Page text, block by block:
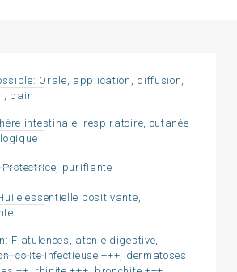
Orale, application, diffusion,
bain
intestinale, respiratoire, cutanée
purifiante
essentielle positivante,
Flatulences, atonie digestive,
colite infectieuse +++, dermatoses